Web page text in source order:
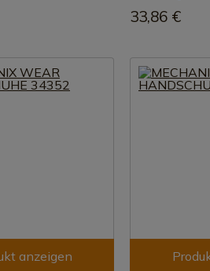
33,86 €
anzeigen